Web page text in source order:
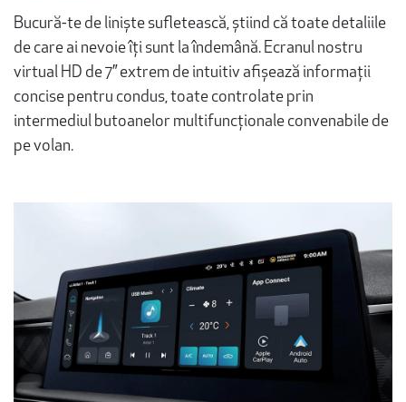
Bucură-te de liniște sufletească, știind că toate detaliile
de care ai nevoie îți sunt la îndemână. Ecranul nostru
virtual HD de 7” extrem de intuitiv afișează informații
concise pentru condus, toate controlate prin
intermediul butoanelor multifuncționale convenabile de
pe volan.